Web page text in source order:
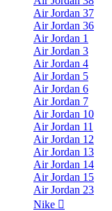
Air Jordan 37
Air Jordan 36
Air Jordan 1
Air Jordan 3
Air Jordan 4
Air Jordan 5
Air Jordan 6
Air Jordan 7
Air Jordan 10
Air Jordan 11
Air Jordan 12
Air Jordan 13
Air Jordan 14
Air Jordan 15
Air Jordan 23
Nike